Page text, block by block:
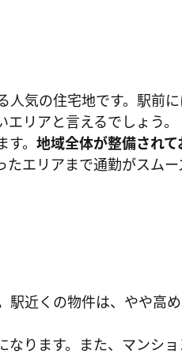
気の住宅地です。駅前
リアと言えるでしょう。
。 地域全体が整備され
エリアまで通勤がスム
駅近くの物件は、やや高
ります。また、マンシ